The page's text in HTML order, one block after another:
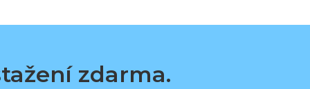
zdarma.